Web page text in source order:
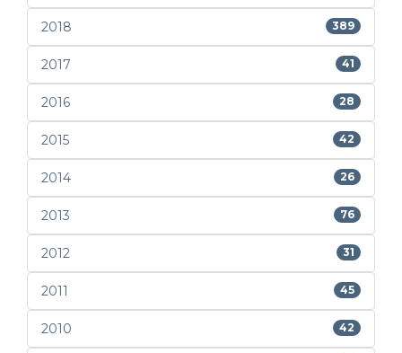
2018 389
2017 41
2016 28
2015 42
2014 26
2013 76
2012 31
2011 45
2010 42